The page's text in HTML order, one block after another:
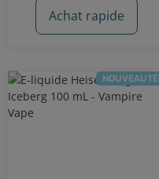
Achat rapide
NOUVEAUTÉ